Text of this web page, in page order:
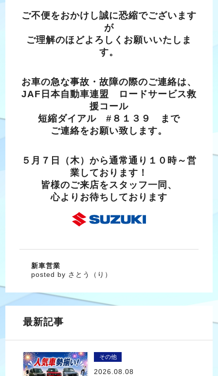
ご不便をおかけし誠に恐縮でございます
が
ご理解のほどよろしくお願いいたしま
す。
お車の急な事故・故障の際のご連絡は、
JAF日本自動車連盟 ロードサービス救
援コール
短縮ダイアル #８１３９ まで
ご連絡をお願い致します。
５月７日（木）から通常通り１０時～営
業しております！
皆様のご来店をスタッフ一同、
心よりお待ちしております
新車営業
posted by さとう（り）
最新記事
その他
2026.08.08